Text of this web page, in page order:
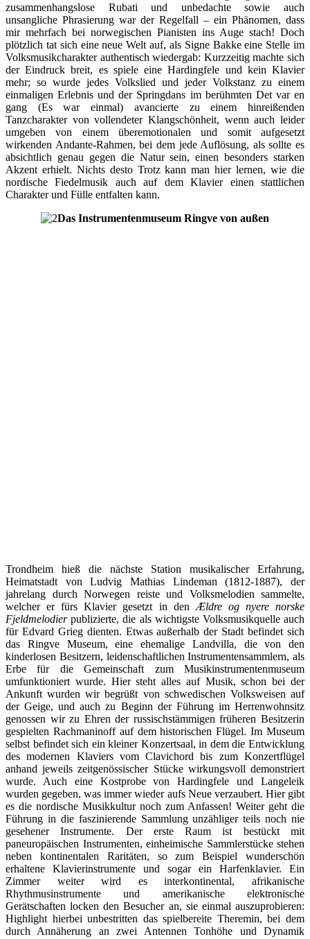
zusammenhangslose Rubati und unbedachte sowie auch
unsangliche Phrasierung war der Regelfall – ein Phänomen, dass
mir mehrfach bei norwegischen Pianisten ins Auge stach! Doch
plötzlich tat sich eine neue Welt auf, als Signe Bakke eine Stelle im
Volksmusikcharakter authentisch wiedergab: Kurzzeitig machte sich
der Eindruck breit, es spiele eine Hardingfele und kein Klavier
mehr; so wurde jedes Volkslied und jeder Volkstanz zu einem
einmaligen Erlebnis und der Springdans im berühmten Det var en
gang (Es war einmal) avancierte zu einem hinreißenden
Tanzcharakter von vollendeter Klangschönheit, wenn auch leider
umgeben von einem überemotionalen und somit aufgesetzt
wirkenden Andante-Rahmen, bei dem jede Auflösung, als sollte es
absichtlich genau gegen die Natur sein, einen besonders starken
Akzent erhielt. Nichts desto Trotz kann man hier lernen, wie die
nordische Fiedelmusik auch auf dem Klavier einen stattlichen
Charakter und Fülle entfalten kann.
Das Instrumentenmuseum Ringve von außen
Trondheim hieß die nächste Station musikalischer Erfahrung,
Heimatstadt von Ludvig Mathias Lindeman (1812-1887), der
jahrelang durch Norwegen reiste und Volksmelodien sammelte,
welcher er fürs Klavier gesetzt in den Ældre og nyere norske
Fjeldmelodierpublizierte, die als wichtigste Volksmusikquelle auch
für Edvard Grieg dienten. Etwas außerhalb der Stadt befindet sich
das Ringve Museum, eine ehemalige Landvilla, die von den
kinderlosen Besitzern, leidenschaftlichen Instrumentensammlern, als
Erbe für die Gemeinschaft zum Musikinstrumentenmuseum
umfunktioniert wurde. Hier steht alles auf Musik, schon bei der
Ankunft wurden wir begrüßt von schwedischen Volksweisen auf
der Geige, und auch zu Beginn der Führung im Herrenwohnsitz
genossen wir zu Ehren der russischstämmigen früheren Besitzerin
gespielten Rachmaninoff auf dem historischen Flügel. Im Museum
selbst befindet sich ein kleiner Konzertsaal, in dem die Entwicklung
des modernen Klaviers vom Clavichord bis zum Konzertflügel
anhand jeweils zeitgenössischer Stücke wirkungsvoll demonstriert
wurde. Auch eine Kostprobe von Hardingfele und Langeleik
wurden gegeben, was immer wieder aufs Neue verzaubert. Hier gibt
es die nordische Musikkultur noch zum Anfassen! Weiter geht die
Führung in die faszinierende Sammlung unzähliger teils noch nie
gesehener Instrumente. Der erste Raum ist bestückt mit
paneuropäischen Instrumenten, einheimische Sammlerstücke stehen
neben kontinentalen Raritäten, so zum Beispiel wunderschön
erhaltene Klavierinstrumente und sogar ein Harfenklavier. Ein
Zimmer weiter wird es interkontinental, afrikanische
Rhythmusinstrumente und amerikanische elektronische
Gerätschaften locken den Besucher an, sie einmal auszuprobieren:
Highlight hierbei unbestritten das spielbereite Theremin, bei dem
durch Annäherung an zwei Antennen Tonhöhe und Dynamik